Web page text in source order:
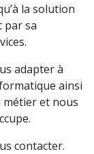
la solution
par sa
adapter à
ainsi
et nous
contacter.